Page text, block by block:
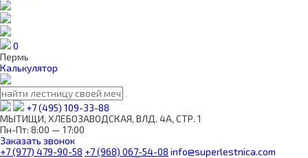
0
Пермь
Калькулятор
+7 (495) 109-33-88
МЫТИЩИ, ХЛЕБОЗАВОДСКАЯ, ВЛД. 4А, СТР. 1
Пн-Пт: 8:00 — 17:00
Заказать звонок
+7 (977) 479-90-58 +7 (968) 067-54-08 info@superlestnica.com